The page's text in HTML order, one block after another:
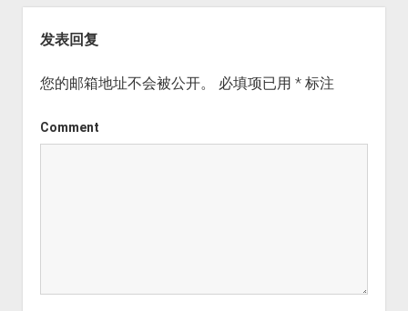
发表回复
您的邮箱地址不会被公开。 必填项已用 *标注
Comment